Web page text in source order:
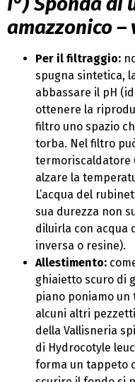
amazzonico
Per il filtraggio:
spugna sintetica,
abbassare il pH
ottenere la
filtro uno spazio
torba. Nel filtro
termoriscaldatore
alzare la
L’acqua del
sua durezza non
diluirla con acqua
inversa o resine).
Allestimento:
ghiaietto scuro di
piano poniamo un
alcuni altri
della Vallisneria
di Hydrocotyle
forma un tappeto